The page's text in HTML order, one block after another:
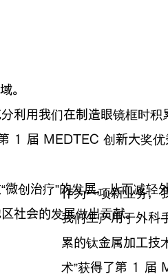
作为一项新业务，
我们生产用于外科
累的钛金属加工技
术”获得了第 1 届
。
利用我们在制造眼镜框时
1 届 MEDTEC 创新大奖
微创治疗”的发展，从而减
社会的发展做出贡献。